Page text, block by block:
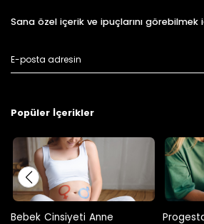
Sana özel içerik ve ipuçlarını görebilmek
Popüler İçerikler
Progestan Nedir?